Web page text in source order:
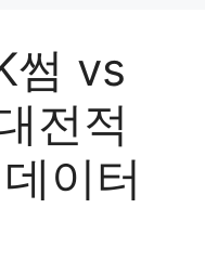
썸 vs
전적
이터